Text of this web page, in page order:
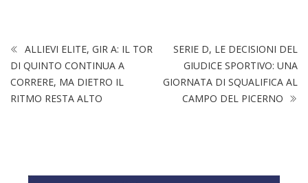
ALLIEVI ELITE, GIR A: IL TOR
DI QUINTO CONTINUA A
CORRERE, MA DIETRO IL
RITMO RESTA ALTO
SERIE D, LE DECISIONI DEL
GIUDICE SPORTIVO: UNA
GIORNATA DI SQUALIFICA AL
CAMPO DEL PICERNO